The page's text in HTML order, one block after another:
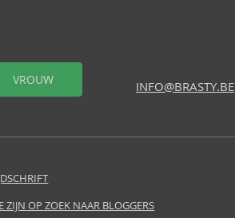
VROUW INFO@BRASTY.BE
ZIJN OP ZOEK NAAR BLOGGERS